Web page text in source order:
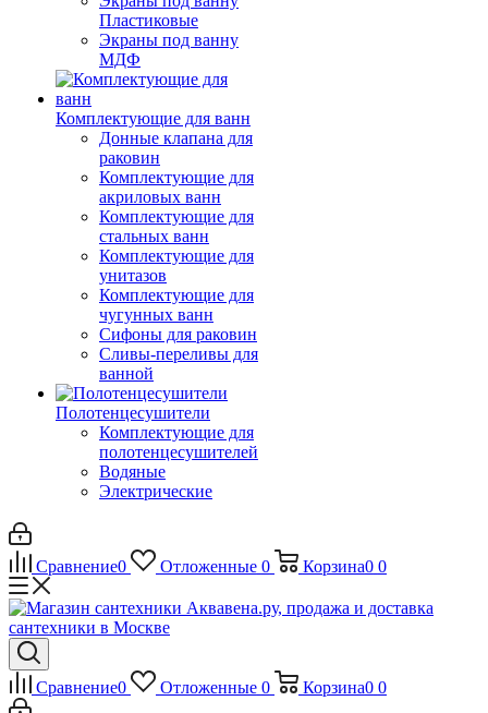
Пластиковые
Экраны под ванну
МДФ
Комплектующие для ванн
Донные клапана для
раковин
Комплектующие для
акриловых ванн
Комплектующие для
стальных ванн
Комплектующие для
унитазов
Комплектующие для
чугунных ванн
Сифоны для раковин
Сливы-переливы для
ванной
Полотенцесушители
Комплектующие для
полотенцесушителей
Водяные
Электрические
Сравнение0 Отложенные 0 Корзина0 0
Сравнение0 Отложенные 0 Корзина0 0